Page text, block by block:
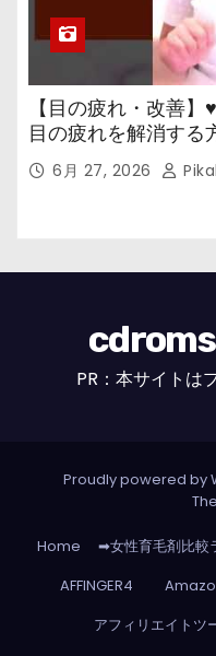
【目の疲れ・改善
目の疲れを解消する
市の女性・美容鍼灸
6月 27, 2026
PR：本サイトは
Proudly powered by
Home ➡女性育毛剤比較
AFFINGER4
アフィリエイトツ